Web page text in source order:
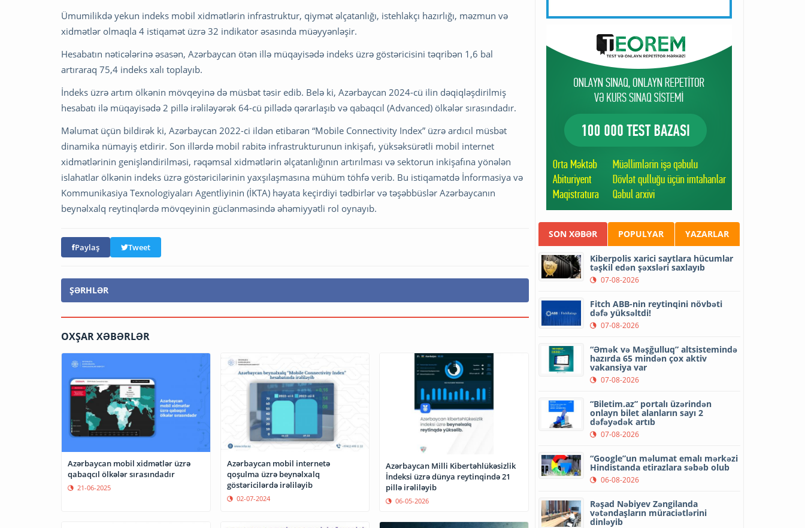
Ümumilikdə yekun indeks mobil xidmətlərin infrastruktur, qiymət əlçatanlığı, istehlakçı hazırlığı, məzmun və
xidmətlər olmaqla 4 istiqamət üzrə 32 indikator əsasında müəyyənləşir.
Hesabatın nəticələrinə əsasən, Azərbaycan ötən illə müqayisədə indeks üzrə göstəricisini təqribən 1,6 bal
artıraraq 75,4 indeks xalı toplayıb.
İndeks üzrə artım ölkənin mövqeyinə də müsbət təsir edib. Belə ki, Azərbaycan 2024-cü ilin dəqiqləşdirilmiş
hesabatı ilə müqayisədə 2 pillə irəliləyərək 64-cü pillədə qərarlaşıb və qabaqcıl (Advanced) ölkələr sırasındadır.
Məlumat üçün bildirək ki, Azərbaycan 2022-ci ildən etibarən “Mobile Connectivity Index” üzrə ardıcıl müsbət
dinamika nümayiş etdirir. Son illərdə mobil rabitə infrastrukturunun inkişafı, yüksəksürətli mobil internet
xidmətlərinin genişləndirilməsi, rəqəmsal xidmətlərin əlçatanlığının artırılması və sektorun inkişafına yönələn
islahatlar ölkənin indeks üzrə göstəricilərinin yaxşılaşmasına mühüm töhfə verib. Bu istiqamətdə İnformasiya və
Kommunikasiya Texnologiyaları Agentliyinin (İKTA) həyata keçirdiyi tədbirlər və təşəbbüslər Azərbaycanın
beynəlxalq reytinqlərdə mövqeyinin güclənməsində əhəmiyyətli rol oynayıb.
Paylaş Tweet
ŞƏRHLƏR
OXŞAR XƏBƏRLƏR
Azərbaycan mobil xidmətlər üzrə
qabaqcıl ölkələr sırasındadır
21-06-2025
Azərbaycan mobil internetə
qoşulma üzrə beynəlxalq
göstəricilərdə irəliləyib
02-07-2024
Azərbaycan Milli Kibertəhlükəsizlik
İndeksi üzrə dünya reytinqində 21
pillə irəliləyib
06-05-2026
SON XƏBƏR POPULYAR YAZARLAR
Kiberpolis xarici saytlara hücumlar
təşkil edən şəxsləri saxlayıb
07-08-2026
Fitch ABB-nin reytinqini növbəti
dəfə yüksəltdi!
07-08-2026
“Əmək və Məşğulluq” altsistemində
hazırda 65 mindən çox aktiv
vakansiya var
07-08-2026
“Biletim.az” portalı üzərindən
onlayn bilet alanların sayı 2
dəfəyədək artıb
07-08-2026
“Google”un məlumat emalı mərkəzi
Hindistanda etirazlara səbəb olub
06-08-2026
Rəşad Nəbiyev Zəngilanda
vətəndaşların müraciətlərini
dinləyib